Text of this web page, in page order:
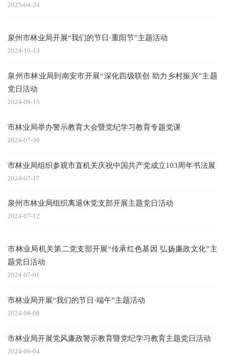
2025-04-24
泉州市林业局开展“我们的节日·重阳节”主题活动
2024-10-13
泉州市林业局到南安市开展“深化四级联创 助力乡村振兴”主题
党日活动
2024-08-15
市林业局举办警示教育大会暨党纪学习教育专题党课
2024-07-30
市林业局组织参观市直机关庆祝中国共产党成立103周年书法展
2024-07-17
泉州市林业局组织离退休党支部开展主题党日活动
2024-07-12
市林业局机关第二党支部开展“传承红色基因 弘扬廉政文化”主
题党日活动
2024-07-01
市林业局开展“我们的节日·端午”主题活动
2024-06-08
市林业局开展党风廉政警示教育暨党纪学习教育主题党日活动
2024-06-04